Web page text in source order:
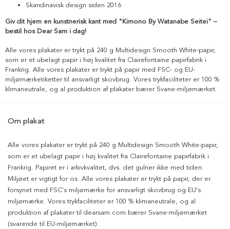
Skandinavisk design siden 2016
Giv dit hjem en kunstnerisk kant med "Kimono By Watanabe Seitei" –
bestil hos Dear Sam i dag!
Alle vores plakater er trykt på 240 g Multidesign Smooth White-papir,
som er et ubelagt papir i høj kvalitet fra Clairefontaine papirfabrik i
Frankrig. Alle vores plakater er trykt på papir med FSC- og EU-
miljømærketiketter til ansvarligt skovbrug. Vores trykfaciliteter er 100 %
klimaneutrale, og al produktion af plakater bærer Svane-miljømærket.
Om plakat
Alle vores plakater er trykt på 240 g Multidesign Smooth White-papir,
som er et ubelagt papir i høj kvalitet fra Clairefontaine papirfabrik i
Frankrig. Papiret er i arkivkvalitet, dvs. det gulner ikke med tiden.
Miljøet er vigtigt for os. Alle vores plakater er trykt på papir, der er
forsynet med FSC's miljømærke for ansvarligt skovbrug og EU's
miljømærke. Vores trykfaciliteter er 100 % klimaneutrale, og al
produktion af plakater til dearsam.com bærer Svane-miljømærket
(svarende til EU-miljømærket).